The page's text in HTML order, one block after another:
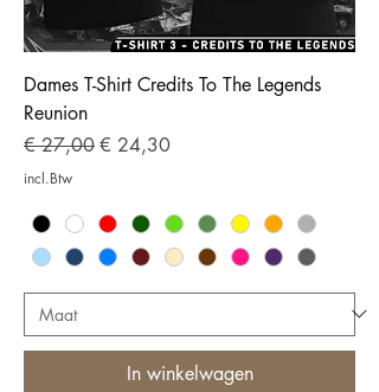
Dames T-Shirt Credits To The Legends
Reunion
Normale prijs
€ 27,00Verkoopprijs
€ 24,30
incl.Btw
In winkelwagen